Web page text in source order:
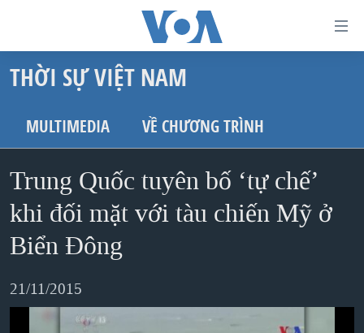
dẫn
truy
cập
dung
chính
Tới
hướng
chính
TRANG CHỦ
VIỆT NAM
HOA KỲ
BIỂN ĐÔNG
THẾ GIỚI
BLOG
MỤC
TỰ DO BÁO CHÍ
CHUYÊN ĐỀ
THỜI SỰ VIỆT NAM
MULTIMEDIA VỀ CHƯƠNG TRÌNH
Trung Quốc tuyên bố ‘tự chế’
khi đối mặt với tàu chiến Mỹ ở
Biển Đông
21/11/2015